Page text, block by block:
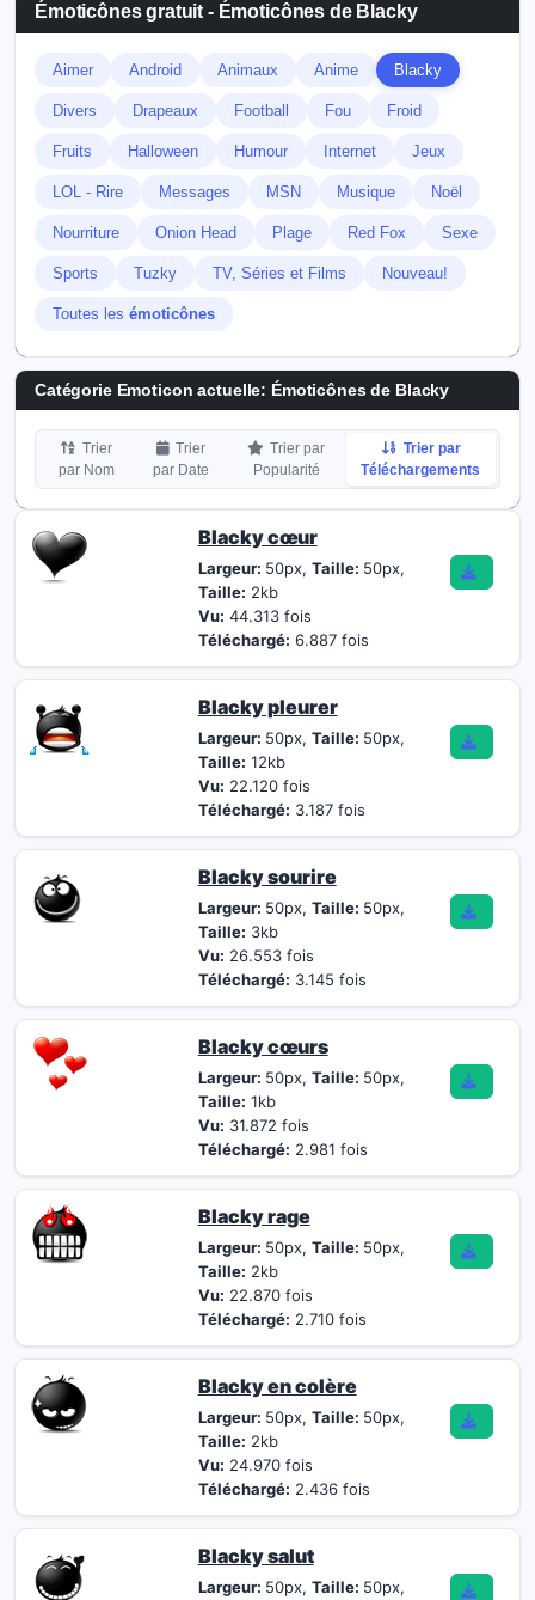
Émoticônes gratuit - Émoticônes de Blacky
Aimer Android Animaux Anime Blacky
Divers Drapeaux Football Fou Froid
Fruits Halloween Humour Internet Jeux
LOL - Rire Messages MSN Musique Noël
Nourriture Onion Head Plage Red Fox Sexe
Sports Tuzky TV, Séries et Films Nouveau!
Toutes les émoticônes
Catégorie Emoticon actuelle: Émoticônes de Blacky
Trier
par Nom
Trier
par Date
Trier par
Popularité
Trier par
Téléchargements
Blacky cœur
Largeur: 50px, Taille: 50px,
Taille: 2kb
Vu: 44.313 fois
Téléchargé: 6.887 fois
Blacky pleurer
Largeur: 50px, Taille: 50px,
Taille: 12kb
Vu: 22.120 fois
Téléchargé: 3.187 fois
Blacky sourire
Largeur: 50px, Taille: 50px,
Taille: 3kb
Vu: 26.553 fois
Téléchargé: 3.145 fois
Blacky cœurs
Largeur: 50px, Taille: 50px,
Taille: 1kb
Vu: 31.872 fois
Téléchargé: 2.981 fois
Blacky rage
Largeur: 50px, Taille: 50px,
Taille: 2kb
Vu: 22.870 fois
Téléchargé: 2.710 fois
Blacky en colère
Largeur: 50px, Taille: 50px,
Taille: 2kb
Vu: 24.970 fois
Téléchargé: 2.436 fois
Blacky salut
Largeur: 50px, Taille: 50px,